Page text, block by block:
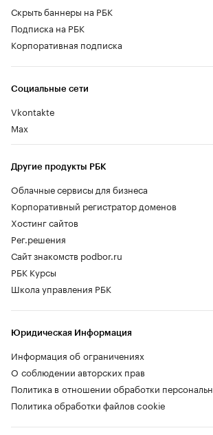
Социальные сети
Vkontakte
Max
Другие продукты РБК
Облачные сервисы для бизнеса
Корпоративный регистратор доменов
Хостинг сайтов
Рег.решения
Сайт знакомств podbor.ru
РБК Курсы
Школа управления РБК
Скрыть баннеры на РБК
Подписка на РБК
Корпоративная подписка
Юридическая Информация
Информация об ограничениях
О соблюдении авторских прав
Политика в отношении обработки
Политика обработки файлов cookie